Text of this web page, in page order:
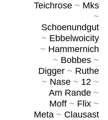
Teichrose~ Mks
~
Schoenundgut
~ Ebbelwoicity
~ Hammernich
~ Bobbes~
Digger~ Ruthe
~ Nase~ 12~
Am Rande~
Moff~ Flix~
Meta~ Clausast